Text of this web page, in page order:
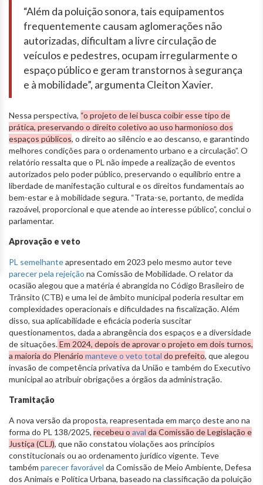
“Além da poluição sonora, tais equipamentos
frequentemente causam aglomerações não
autorizadas, dificultam a livre circulação de
veículos e pedestres, ocupam irregularmente o
espaço público e geram transtornos à segurança
e à mobilidade”, argumenta Cleiton Xavier.
Nessa perspectiva, “o projeto de lei busca coibir esse tipo de
prática, preservando o direito coletivo ao uso harmonioso dos
espaços públicos, o direito ao silêncio e ao descanso, e garantindo
melhores condições para o ordenamento urbano e a circulação”. O
relatório ressalta que o PL não impede a realização de eventos
autorizados pelo poder público, preservando o equilíbrio entre a
liberdade de manifestação cultural e os direitos fundamentais ao
bem-estar e à mobilidade segura. “Trata-se, portanto, de medida
razoável, proporcional e que atende ao interesse público”, conclui o
parlamentar.
Aprovação e veto
PL semelhanteapresentado em 2023 pelo mesmo autor teve
parecer pela rejeição na Comissão de Mobilidade. O relator da
ocasião alegou que a matéria é abrangida no Código Brasileiro de
Trânsito (CTB) e uma lei de âmbito municipal poderia resultar em
complexidades operacionais e dificuldades na fiscalização. Além
disso, sua aplicabilidade e eficácia poderia suscitar
questionamentos, dada a abrangência dos espaços e a diversidade
de situações.Em 2024, depois de aprovar o projeto em dois turnos,
a maioria do Plenário manteve o veto total do prefeito, que alegou
invasão de competência privativa da União e também do Executivo
municipal ao atribuir obrigações a órgãos da administração.
Tramitação
A nova versão da proposta, reapresentada em março deste ano na
forma do PL 138/2025, recebeu o aval da Comissão de Legislação e
Justiça (CLJ), que não constatou violações aos princípios
constitucionais ou ao ordenamento jurídico vigente. Teve
também parecer favorável da Comissão de Meio Ambiente, Defesa
dos Animais e Política Urbana, baseado na classificação da poluição